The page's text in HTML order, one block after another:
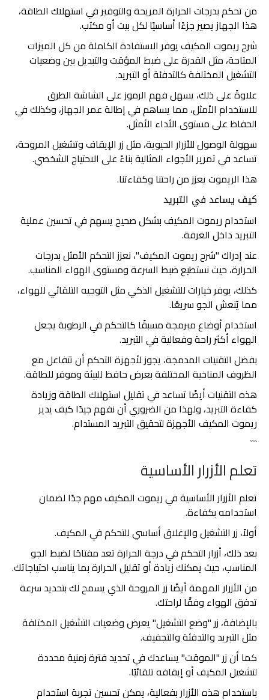
من تحكم بدرجات الحرارة المريحة والتوفير في استهلاك الطاقة،
هذا الجهاز يصير جزءًا أساسيًا لكل بيت أو مكتب.
شرح ريموت المكيف يوفر الاستفادة الكاملة من كل الميزات
المتاحة، مثل القدرة على ضبط المؤقت والتبديل بين وضعيات
التشغيل المختلفة كالتدفئة أو التبريد.
علاوةً على ذلك، يسهل فهم الرموز على الشاشة الطرق
للاستخدام الأمثل، مما يساهم في إطالة عمر الجهاز، وكذلك في
الحفاظ على مستوى الأداء الأمثل.
سهولة الوصول للأزرار الحيوية، مثل زر الإيقاف وتشغيل المروحة،
تساعد في تمرير الأجواء المثالية بناءً على الاحتياج الشخصي.
هذا الريموت يعزز من راحتنا وكفاءتنا.
كيف يساعد في التبريد
استخدام ريموت المكيف بشكل صحيح يسهم في تحسين عملية
التبريد داخل الغرفة.
عند إدراك "شرح ريموت المكيف"، نعزز التحكم الأمثل بدرجات
الحرارة، حيث نستطيع ضبط السرعة ومستوى الهواء المناسب.
كذلك، يوفر خيارات للتشغيل الذكي مثل التوجيه التلقائي للهواء،
مما يُنعش الجو سريعًا.
استخدام أوضاع مبرمجة مسبقًا كالتحكم في الرطوبة يجعل
الهواء أكثر راحة وفعالية في التبريد.
بفضل التقنيات المدمجة، يجوز لأجهزة التحكم أن تتفاعل مع
الظروف المناخية المختلفة بعرض حافظ للبيئة وموفر للطاقة.
هذه التقنيات أيضًا تساعد في تقليل استهلاك الطاقة وزيادة
كفاءة التبريد، ولهذا من الضروري أن نفهم جيدًا كيف يدير
ريموت المكيف الأجهزة لتحقيق التبريد المستدام.
```
تعلم الأزرار الأساسية
تعلم الأزرار الأساسية في ريموت المكيف مهم جدًا لضمان
استخدامه بكفاءة.
أولاً، زر التشغيل والإغلاق أساسي للتحكم في المكيف.
بعد ذلك، أزرار التحكم في درجة الحرارة تعد مفتاحًا لضبط الجو
المناسب، حيث يمكنك زيادة أو تقليل الحرارة بما يناسب احتياجاتك.
من الأزرار المهمة أيضًا زر المروحة الذي يسمح لك بتحديد سرعة
تدفق الهواء وفقًا لراحتك.
بالإضافة، زر "وضع التشغيل" يعرض وضعيات التشغيل المختلفة
مثل التبريد والتدفئة والتجفيف.
كما أن زر "الموقت" يساعدك في تحديد فترة زمنية محددة
لتشغيل المكيف أو إيقافه تلقائيًا.
باستخدام هذه الأزرار بفعالية، يمكن تحسين تجربة استخدام